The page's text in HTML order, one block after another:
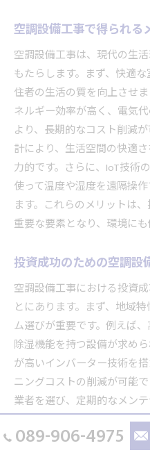
空調設備工事で得られる
空調設備工事は、現代の生
もたらします。まず、快適
住者の生活の質を向上させ
ネルギー効率が高く、電気
より、長期的なコスト削減
計により、生活空間の快適
力的です。さらに、IoT技術
使って温度や湿度を遠隔操
ます。これらのメリットは
重要な要素となり、環境に
投資成功のための空調設
空調設備工事における投資
とにあります。まず、地域
ム選びが重要です。例えば
除湿機能を持つ設備が求め
が高いインバーター技術を
ニングコストの削減が可能
業者を選び、定期的なメン
これにより、設備の長寿命
果を最大化できます。最新
089-906-4975